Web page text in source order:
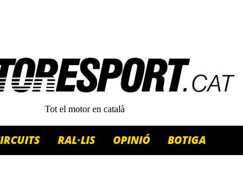
Tot el motor en català
RAL·LIS OPINIÓ BOTIGA